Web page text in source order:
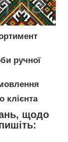
ручної
клієнта
щодо